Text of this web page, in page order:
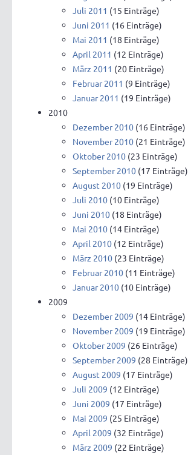
Juli 2011 (15 Einträge)
Juni 2011 (16 Einträge)
Mai 2011 (18 Einträge)
April 2011 (12 Einträge)
März 2011 (20 Einträge)
Februar 2011 (9 Einträge)
Januar 2011 (19 Einträge)
2010
Dezember 2010 (16 Einträge)
November 2010 (21 Einträge)
Oktober 2010 (23 Einträge)
September 2010 (17 Einträge)
August 2010 (19 Einträge)
Juli 2010 (10 Einträge)
Juni 2010 (18 Einträge)
Mai 2010 (14 Einträge)
April 2010 (12 Einträge)
März 2010 (23 Einträge)
Februar 2010 (11 Einträge)
Januar 2010 (10 Einträge)
2009
Dezember 2009 (14 Einträge)
November 2009 (19 Einträge)
Oktober 2009 (26 Einträge)
September 2009 (28 Einträge)
August 2009 (17 Einträge)
Juli 2009 (12 Einträge)
Juni 2009 (17 Einträge)
Mai 2009 (25 Einträge)
April 2009 (32 Einträge)
März 2009 (22 Einträge)